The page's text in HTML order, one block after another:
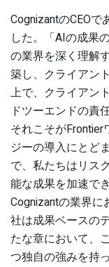
CognizantのCEOで
した。「AIの成果
の業界を深く理解
築し、クライアン
上で、クライアン
ドツーエンドの責
それこそが
ジーの導入にとど
で、私たちはリス
能な成果を加速で
Cognizantの業界
社は成果ベースの
たな章において、
つ独自の強みを持